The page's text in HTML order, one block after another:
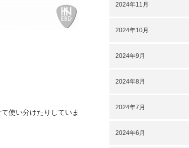
使い分けたりしていま
2024年11月
2024年10月
2024年9月
2024年8月
2024年7月
2024年6月